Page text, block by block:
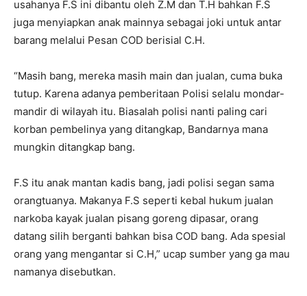
usahanya F.S ini dibantu oleh Z.M dan T.H bahkan F.S
juga menyiapkan anak mainnya sebagai joki untuk antar
barang melalui Pesan COD berisial C.H.
“Masih bang, mereka masih main dan jualan, cuma buka
tutup. Karena adanya pemberitaan Polisi selalu mondar-
mandir di wilayah itu. Biasalah polisi nanti paling cari
korban pembelinya yang ditangkap, Bandarnya mana
mungkin ditangkap bang.
F.S itu anak mantan kadis bang, jadi polisi segan sama
orangtuanya. Makanya F.S seperti kebal hukum jualan
narkoba kayak jualan pisang goreng dipasar, orang
datang silih berganti bahkan bisa COD bang. Ada spesial
orang yang mengantar si C.H,” ucap sumber yang ga mau
namanya disebutkan.